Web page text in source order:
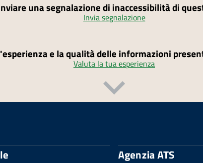
una segnalazione di inaccessibilità di
Invia segnalazione
e la qualità delle informazioni
Valuta la tua esperienza
Agenzia ATS